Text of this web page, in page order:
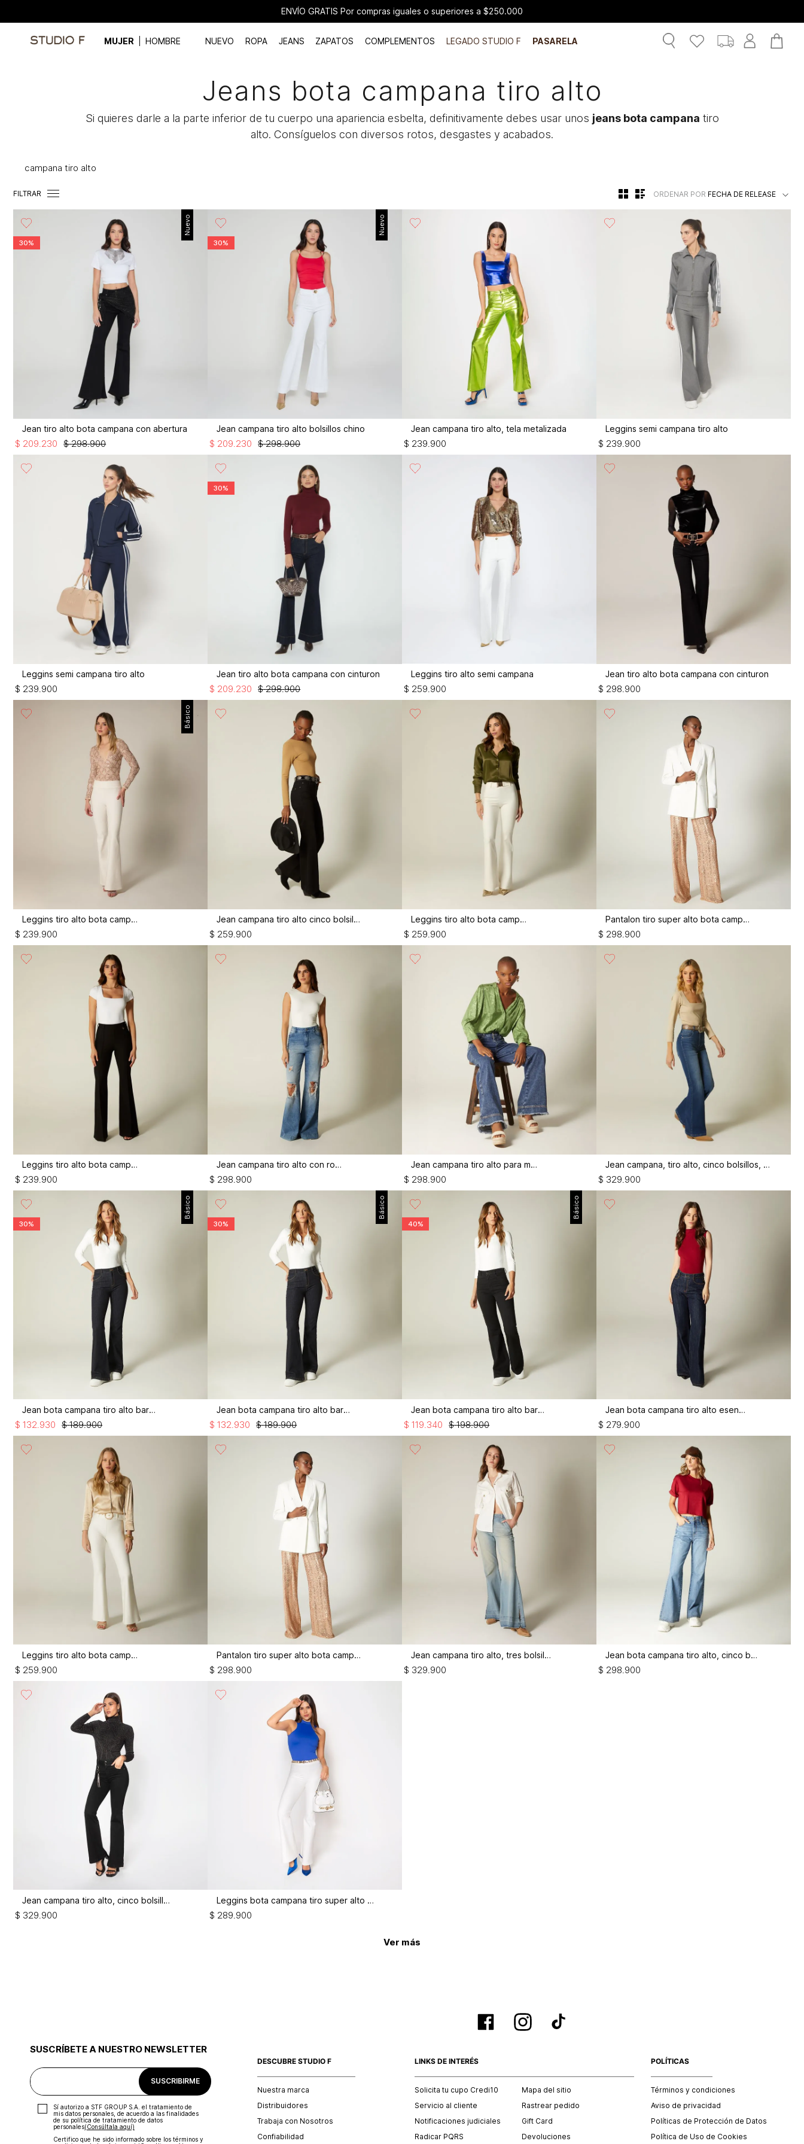
ENVÍO GRATIS Por compras iguales o superiores a $250.000
MUJER HOMBRE NUEVO ROPA JEANS ZAPATOS COMPLEMENTOS LEGADO STUDIO F PASARELA
Jeans bota campana tiro alto
Si quieres darle a la parte inferior de tu cuerpo una apariencia esbelta, definitivamente debes usar unos jeans bota campana tiro
alto. Consíguelos con diversos rotos, desgastes y acabados.
campana tiro alto
FILTRAR ORDENAR POR FECHA DE RELEASE
Nuevo
30%
Jean tiro alto bota campana con abertura
$ 298.900
$ 209.230
Nuevo
30%
Jean campana tiro alto bolsillos chino
$ 298.900
$ 209.230
Jean campana tiro alto, tela metalizada
$ 239.900
Leggins semi campana tiro alto
$ 239.900
Leggins semi campana tiro alto
$ 239.900
30%
Jean tiro alto bota campana con cinturon
$ 298.900
$ 209.230
Leggins tiro alto semi campana
$ 259.900
Jean tiro alto bota campana con cinturon
$ 298.900
Básico
Leggins tiro alto bota campana
$ 239.900
Jean campana tiro alto cinco bolsillos
$ 259.900
Leggins tiro alto bota campana
$ 259.900
Pantalon tiro super alto bota campana
$ 298.900
Leggins tiro alto bota campana
$ 239.900
Jean campana tiro alto con rotos
$ 298.900
Jean campana tiro alto para mujer
$ 298.900
Jean campana, tiro alto, cinco bolsillos, correa dorada
$ 329.900
Básico
30%
Jean bota campana tiro alto bardot
$ 189.900
$ 132.930
Básico
30%
Jean bota campana tiro alto bardot
$ 189.900
$ 132.930
Básico
40%
Jean bota campana tiro alto bardot
$ 198.900
$ 119.340
Jean bota campana tiro alto esencial
$ 279.900
Leggins tiro alto bota campana
$ 259.900
Pantalon tiro super alto bota campana
$ 298.900
Jean campana tiro alto, tres bolsillos
$ 329.900
Jean bota campana tiro alto, cinco bolsi
$ 298.900
Jean campana tiro alto, cinco bolsillos,
$ 329.900
Leggins bota campana tiro super alto con
$ 289.900
Ver más
SUSCRÍBETE A NUESTRO NEWSLETTER
SUSCRIBIRME
Sí autorizo a STF GROUP S.A. el tratamiento de
mis datos personales, de acuerdo a las finalidades
de su política de tratamiento de datos
personales‎(Consúltala aquí)
Certifico que he sido informado sobre los términos y
DESCUBRE STUDIO F
Nuestra marca
Distribuidores
Trabaja con Nosotros
Confiabilidad
LINKS DE INTERÉS
Solicita tu cupo Credi10
Servicio al cliente
Notificaciones judiciales
Radicar PQRS
Mapa del sitio
Rastrear pedido
Gift Card
Devoluciones
POLÍTICAS
Términos y condiciones
Aviso de privacidad
Políticas de Protección de Datos
Política de Uso de Cookies